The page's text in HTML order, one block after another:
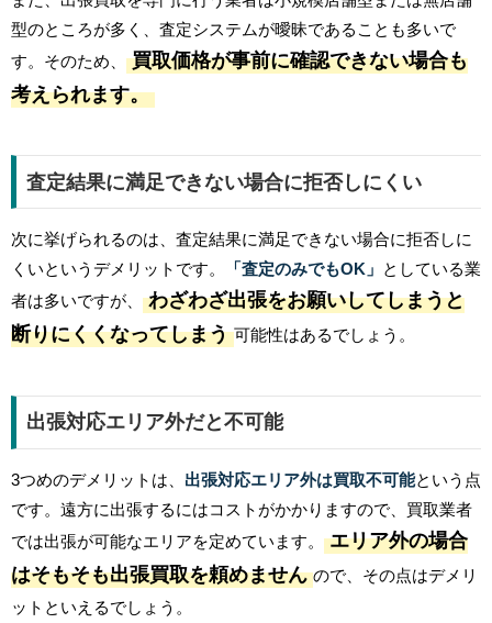
型のところが多く、査定システムが曖昧であることも多いで
す。そのため、
買取価格が事前に確認できない場合も
考えられます。
査定結果に満足できない場合に拒否しにくい
次に挙げられるのは、査定結果に満足できない場合に拒否しに
くいというデメリットです。
「査定のみでもOK」
としている業
者は多いですが、
わざわざ出張をお願いしてしまうと
断りにくくなってしまう 可能性はあるでしょう。
出張対応エリア外だと不可能
3つめのデメリットは、 出張対応エリア外は買取不可能という点
です。遠方に出張するにはコストがかかりますので、買取業者
では出張が可能なエリアを定めています。
エリア外の場合
はそもそも出張買取を頼めません ので、その点はデメリ
ットといえるでしょう。
×
まとめ売りキャンペーン実施
中！